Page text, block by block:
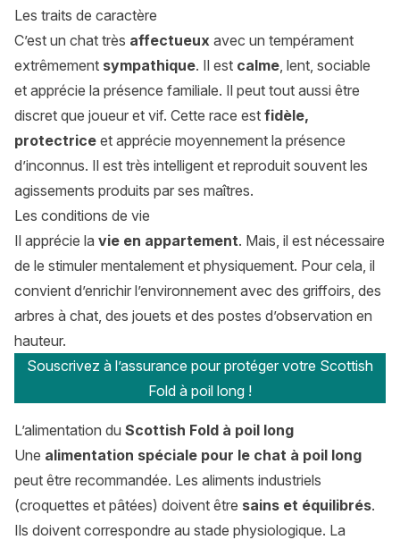
Les traits de caractère
C’est un chat très affectueux avec un tempérament
extrêmement sympathique. Il est calme, lent, sociable
et apprécie la présence familiale. Il peut tout aussi être
discret que joueur et vif. Cette race est fidèle,
protectrice et apprécie moyennement la présence
d’inconnus. Il est très intelligent et reproduit souvent les
agissements produits par ses maîtres.
Les conditions de vie
Il apprécie la vie en appartement. Mais, il est nécessaire
de le stimuler mentalement et physiquement. Pour cela, il
convient d’enrichir l’environnement avec des griffoirs, des
arbres à chat, des jouets et des postes d’observation en
hauteur.
Souscrivez à l’assurance pour protéger votre Scottish
Fold à poil long !
L’alimentation du Scottish Fold à poil long
Une alimentation spéciale pour le chat à poil long
peut être recommandée. Les aliments industriels
(croquettes et pâtées) doivent être sains et équilibrés.
Ils doivent correspondre au stade physiologique. La